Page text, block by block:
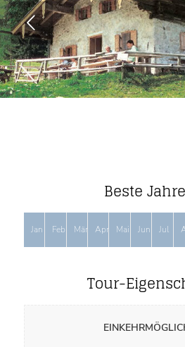
Weiter
Beste
Jan Feb Mär Apr Mai Jun Jul
Tour-